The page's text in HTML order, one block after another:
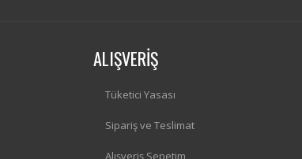
ALIŞVERİŞ
Tüketici Yasası
Sipariş ve Teslimat
Alışveriş Sepetim